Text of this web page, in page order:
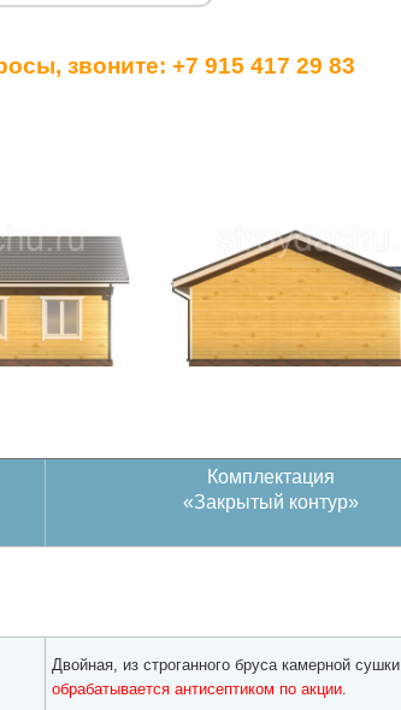
звоните: +7 915 417 29 83
Комплектация
«Закрытый контур»
Двойная, из строганного бруса камерной сушки
обрабатывается антисептиком по акции.